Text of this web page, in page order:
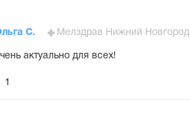
С. Мелздрав Нижний Новгород
актуально для всех!
1